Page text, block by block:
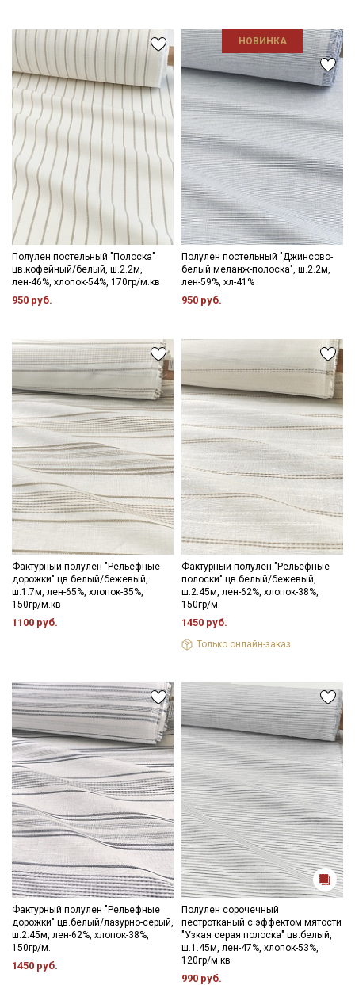
Полулен постельный "Полоска"
цв.кофейный/белый, ш.2.2м,
лен-46%, хлопок-54%, 170гр/м.кв
950 руб.
НОВИНКА
Полулен постельный "Джинсово-
белый меланж-полоска", ш.2.2м,
лен-59%, хл-41%
950 руб.
Фактурный полулен "Рельефные
дорожки" цв.белый/бежевый,
ш.1.7м, лен-65%, хлопок-35%,
150гр/м.кв
1100 руб.
Фактурный полулен "Рельефные
полоски" цв.белый/бежевый,
ш.2.45м, лен-62%, хлопок-38%,
150гр/м.
1450 руб.
Только онлайн-заказ
Фактурный полулен "Рельефные
дорожки" цв.белый/лазурно-серый,
ш.2.45м, лен-62%, хлопок-38%,
150гр/м.
1450 руб.
Полулен сорочечный
пестротканый с эффектом мятости
"Узкая серая полоска" цв.белый,
ш.1.45м, лен-47%, хлопок-53%,
120гр/м.кв
990 руб.
категории тканей
Электронная почта
Подписаться
Ознакомлен(а) с
Политикой обработки персональных
данных
и даю Согласие на обработку персональных
данных
Согласие на получение рекламных и
информационных рассылок